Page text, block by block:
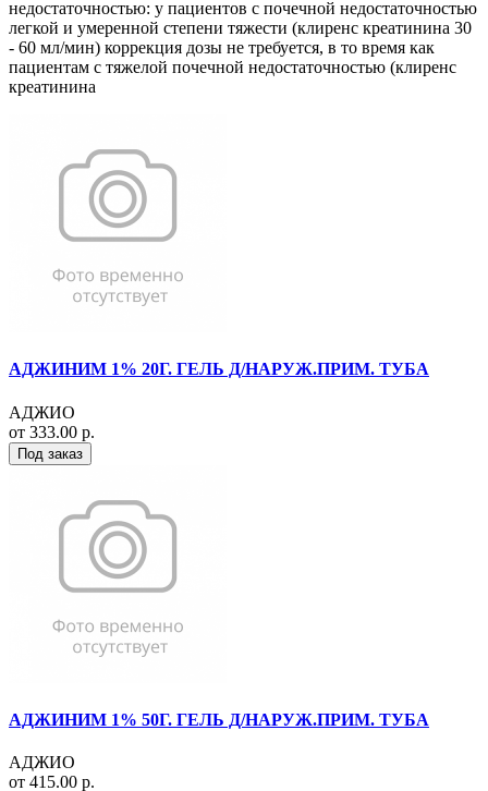
недостаточностью: у пациентов с почечной недостаточностью
легкой и умеренной степени тяжести (клиренс креатинина 30
- 60 мл/мин) коррекция дозы не требуется, в то время как
пациентам с тяжелой почечной недостаточностью (клиренс
креатинина
АДЖИНИМ 1% 20Г. ГЕЛЬ Д/НАРУЖ.ПРИМ. ТУБА
АДЖИО
от 333.00 р.
Под заказ
АДЖИНИМ 1% 50Г. ГЕЛЬ Д/НАРУЖ.ПРИМ. ТУБА
АДЖИО
от 415.00 р.